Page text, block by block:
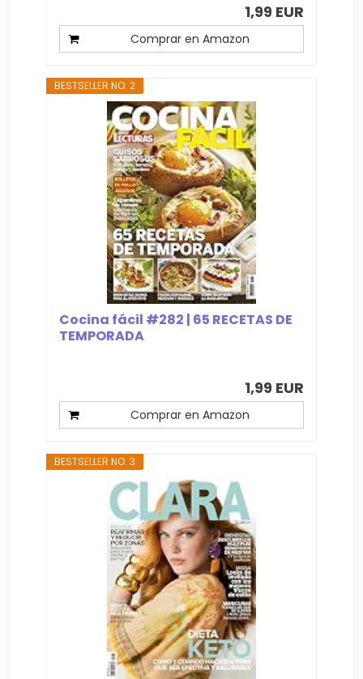
1,99 EUR
Comprar en Amazon
BESTSELLER NO. 2
Cocina fácil #282 | 65 RECETAS DE
TEMPORADA
1,99 EUR
Comprar en Amazon
BESTSELLER NO. 3